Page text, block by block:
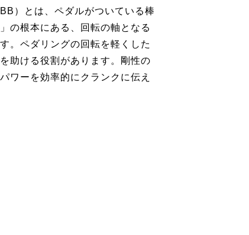
）とは、ペダルがついている棒
の根本にある、回転の軸となる
。ペダリングの回転を軽くした
助ける役割があります。剛性の
ワーを効率的にクランクに伝え